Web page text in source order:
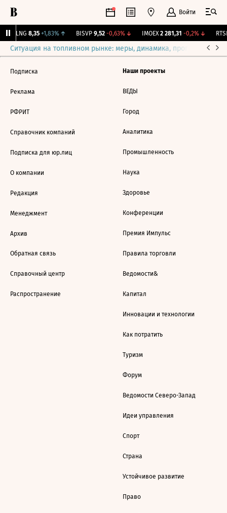
Войти
BLNG 8,35 +1,83%↑ BISVP 9,52 -0,63%↓ IMOEX 2 281,31 -0,2%↓ RTSI
Ситуация на топливном рынке: меры, динамика, прогнозы
Подписка
Реклама
РФРИТ
Справочник компаний
Подписка для юр.лиц
О компании
Редакция
Менеджмент
Архив
Обратная связь
Справочный центр
Распространение
Наши проекты
ВЕДЫ
Город
Аналитика
Промышленность
Наука
Здоровье
Конференции
Премия Импульс
Правила торговли
Ведомости&
Капитал
Инновации и технологии
Как потратить
Туризм
Форум
Ведомости Северо-Запад
Идеи управления
Спорт
Страна
Устойчивое развитие
Право